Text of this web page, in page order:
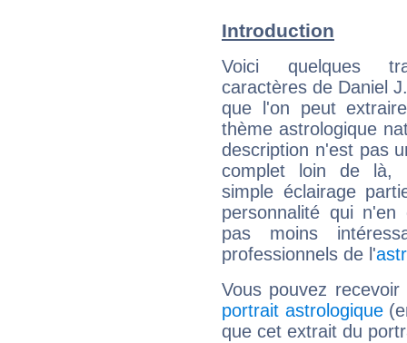
Introduction
Voici quelques
caractères de Daniel
que l'on peut
thème astrologique
description n'est pas
complet loin de là,
simple éclairage
personnalité qui n'en
pas moins
professionnels de l'
Vous pouvez
portrait astrologique
que cet extrait du